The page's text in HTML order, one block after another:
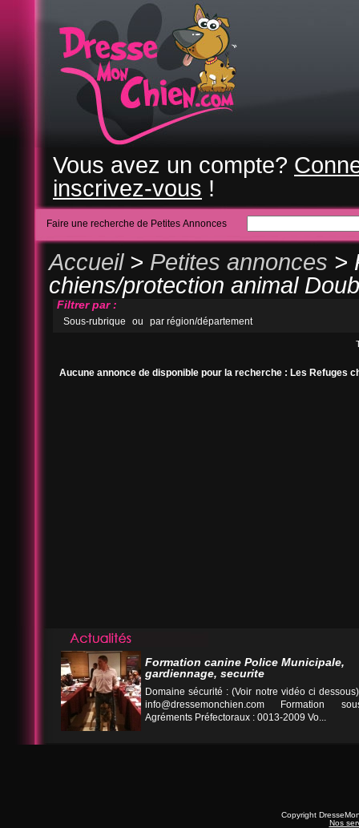
Vous avez un compte?
inscrivez-vous !
Faire une recherche de Petites Annonces
Accueil> Petites annonces >
chiens/protection animal
Filtrer par :
Sous-rubrique ou par région/département
Aucune annonce de disponible pour la recherche : Les Refuges
Formation canine Police Municipale,
gardiennage, securite
Domaine sécurité : (Voir notre vidéo ci
info@dressemonchien.com Formation
Agréments Préfectoraux : 0013-2009 Vo...
Copyright
Nos